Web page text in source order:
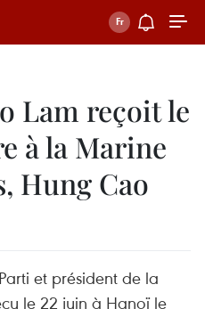
Lam reçoit le
à la Marine
Hung Cao
et président de la
le 22 juin à Hanoï le